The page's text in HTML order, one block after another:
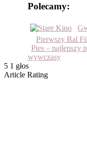
Polecamy:
Pierwszy Bal
Pies – najlepszy
wywczasy
5 1 głos
Article Rating